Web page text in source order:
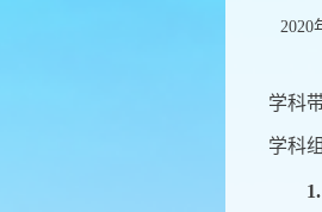
2020
学科
学科